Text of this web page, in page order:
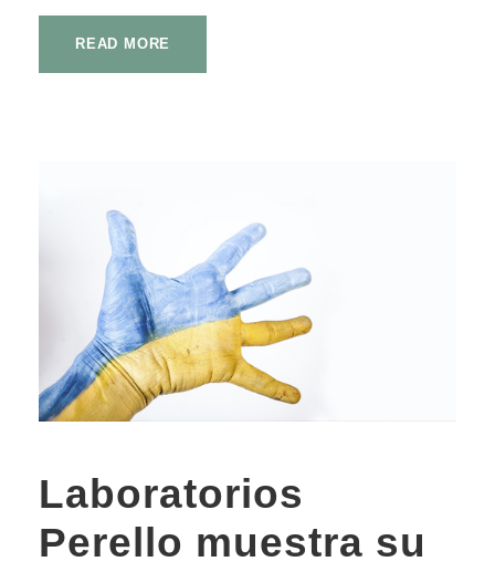
READ MORE
Laboratorios
Perello muestra su